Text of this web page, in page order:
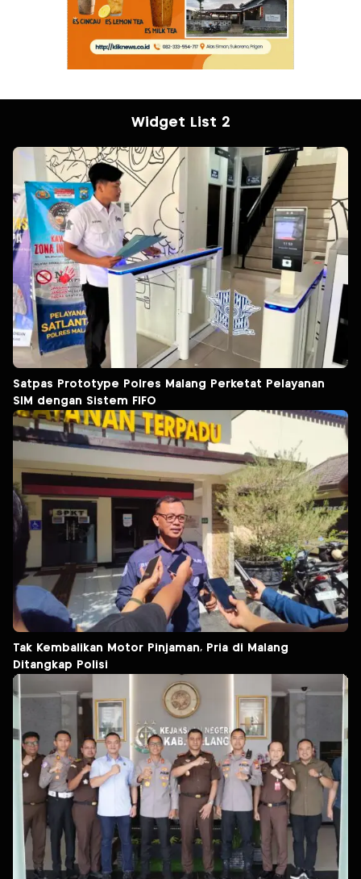
Widget List 2
Satpas Prototype Polres Malang Perketat Pelayanan
SIM dengan Sistem FIFO
Tak Kembalikan Motor Pinjaman, Pria di Malang
Ditangkap Polisi